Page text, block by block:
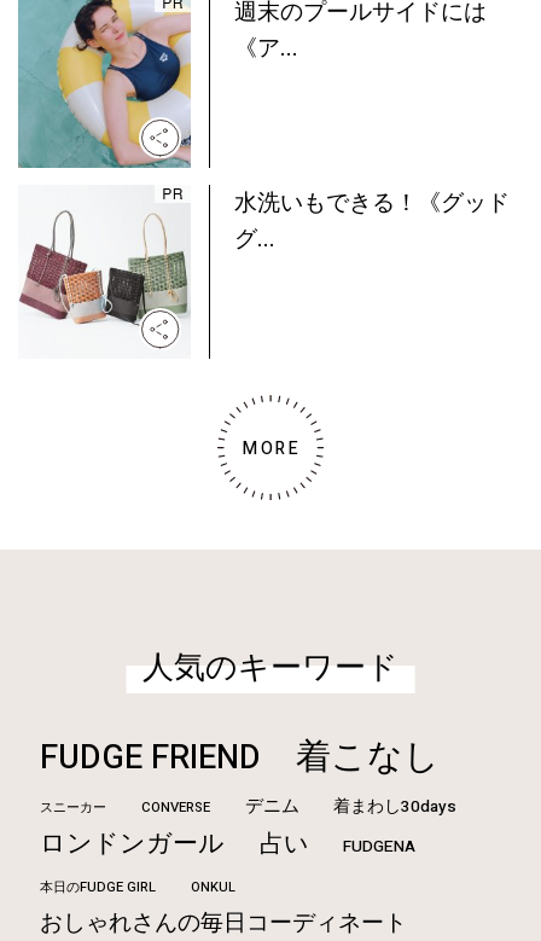
週末のプールサイドには
《ア...
水洗いもできる！《グッド
グ...
MORE
人気のキーワード
FUDGE FRIEND 着こなし
スニーカー CONVERSE デニム 着まわし30days
ロンドンガール 占い FUDGENA
本日のFUDGE GIRL ONKUL
おしゃれさんの毎日コーディネート